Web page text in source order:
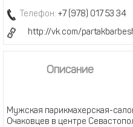
Телефон: +7 (978) 017 53 34
http://vk.com/
Описание
Мужская парикмахерская-
Очаковцев в центре